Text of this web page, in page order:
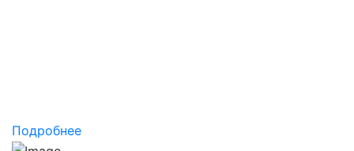
Подробнее